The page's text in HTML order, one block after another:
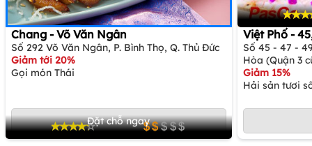
Chang - Võ Văn Ngân
Số 292 Võ Văn Ngân, P. Bình Thọ, Q. Thủ Đức
Giảm tới 20%
Gọi món Thái
Đặt chỗ ngay
Việt Phố -
Số 45 - 47 -
Hòa (Quận 3
Giảm 15%
Hải sản tươi